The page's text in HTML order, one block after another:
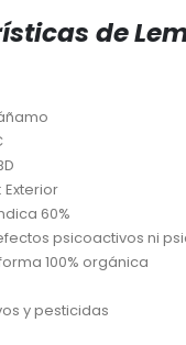
de
60%
psicoactivos ni
100% orgánica
y pesticidas